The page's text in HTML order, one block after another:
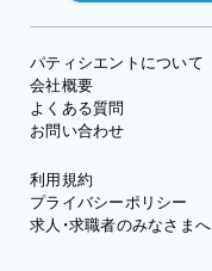
パティシエントについて
会社概要
よくある質問
お問い合わせ
利用規約
プライバシーポリシー
求人・求職者のみなさまへ